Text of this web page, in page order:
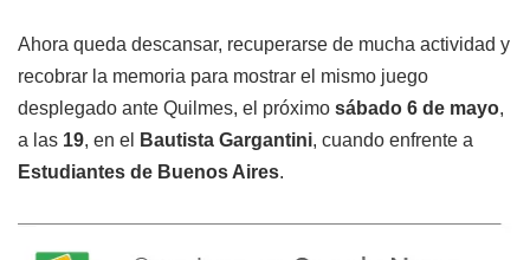
Ahora queda descansar, recuperarse de mucha actividad y
recobrar la memoria para mostrar el mismo juego
desplegado ante Quilmes, el próximo sábado 6 de mayo,
a las 19, en el Bautista Gargantini, cuando enfrente a
Estudiantes de Buenos Aires.